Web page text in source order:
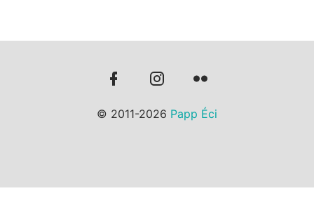
© 2011-2026 Papp Éci